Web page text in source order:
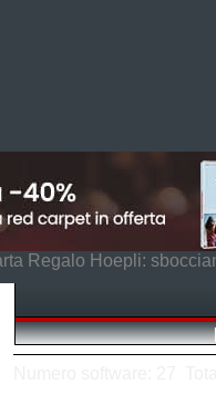
Regalo Hoepli: